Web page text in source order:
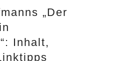
„Der
Inhalt,